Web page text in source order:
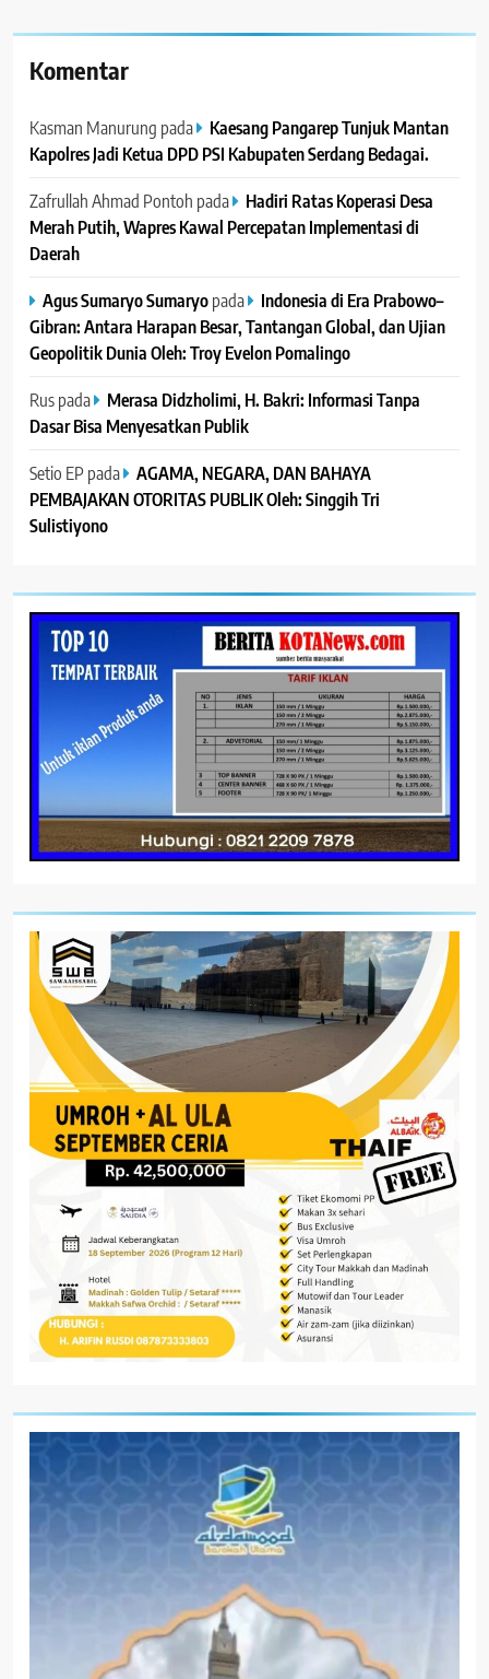
Komentar
Kasman Manurung pada
Kaesang Pangarep Tunjuk Mantan
Kapolres Jadi Ketua DPD PSI Kabupaten Serdang Bedagai. ‎ ‎
Zafrullah Ahmad Pontoh pada
Hadiri Ratas Koperasi Desa
Merah Putih, Wapres Kawal Percepatan Implementasi di
Daerah
Agus Sumaryo Sumaryopada
Indonesia di Era Prabowo–
Gibran: Antara Harapan Besar, Tantangan Global, dan Ujian
Geopolitik Dunia Oleh: Troy Evelon Pomalingo
Ruspada
Merasa Didzholimi, H. Bakri: Informasi Tanpa
Dasar Bisa Menyesatkan Publik
Setio EP pada
AGAMA, NEGARA, DAN BAHAYA
PEMBAJAKAN OTORITAS PUBLIK Oleh: Singgih Tri
Sulistiyono